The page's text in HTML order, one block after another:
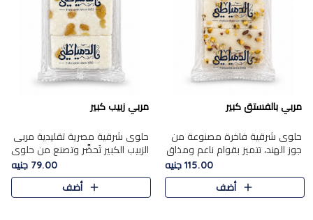
مربي بالفستق كبير
حلوى شرقية فاخرة مصنوعة من
جوز الهند، تتميز بقوام ناعم ومذاق
غني، وتزين بقطع من الفستق
الفاخر التي تضيف عليها قرمشة
115.00 جنيه
أضف
مربي زبيب كبير
حلوى شرقية مصرية تقليدية مربى
الزبيب الكبير تُحضَّر وتصنع من حلوي
جوز الهند باسد بقوام طري ومذاق
غني، وتُزين وتغطا بحبات الزبيب
الذهبي التي ..
79.00 جنيه
أضف